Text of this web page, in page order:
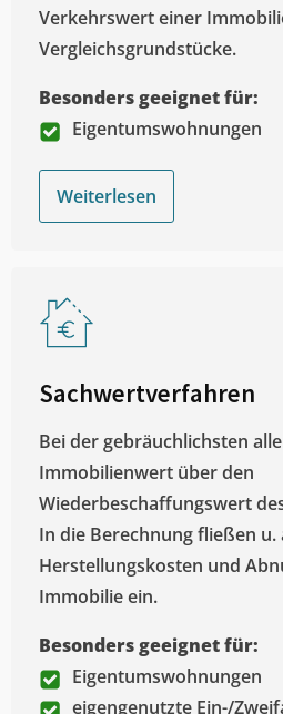
Verkehrswert einer
Vergleichsgrundstücke.
Besonders geeignet für:
Eigentumswohnungen
Weiterlesen
Sachwertverfahren
Bei der gebräuchlichsten
Immobilienwert über den
Wiederbeschaffungswert
In die Berechnung fließen
Herstellungskosten und
Immobilie ein.
Besonders geeignet für:
Eigentumswohnungen
eigengenutzte Ein-/